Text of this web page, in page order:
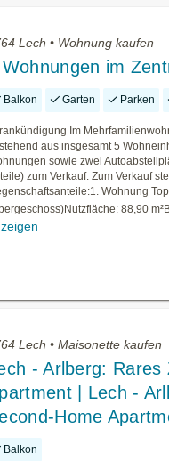
Lech • Wohnung kaufen
im
Balkon Garten Parken
Im
aus insgesamt 5
sowie zwei
zum Verkauf: Zum Verkauf
Wohnung
88,90
Lech • Maisonette kaufen
- Arlberg: Rares
| Lech -
Home
Balkon